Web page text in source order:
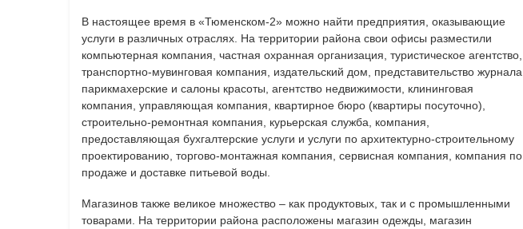
В настоящее время в «Тюменском-2» можно найти предприятия, оказывающие
услуги в различных отраслях. На территории района свои офисы разместили
компьютерная компания, частная охранная организация, туристическое агентство,
транспортно-мувинговая компания, издательский дом, представительство журнала,
парикмахерские и салоны красоты, агентство недвижимости, клининговая
компания, управляющая компания, квартирное бюро (квартиры посуточно),
строительно-ремонтная компания, курьерская служба, компания,
предоставляющая бухгалтерские услуги и услуги по архитектурно-строительному
проектированию, торгово-монтажная компания, сервисная компания, компания по
продаже и доставке питьевой воды.
Магазинов также великое множество – как продуктовых, так и с промышленными
товарами. На территории района расположены магазин одежды, магазин